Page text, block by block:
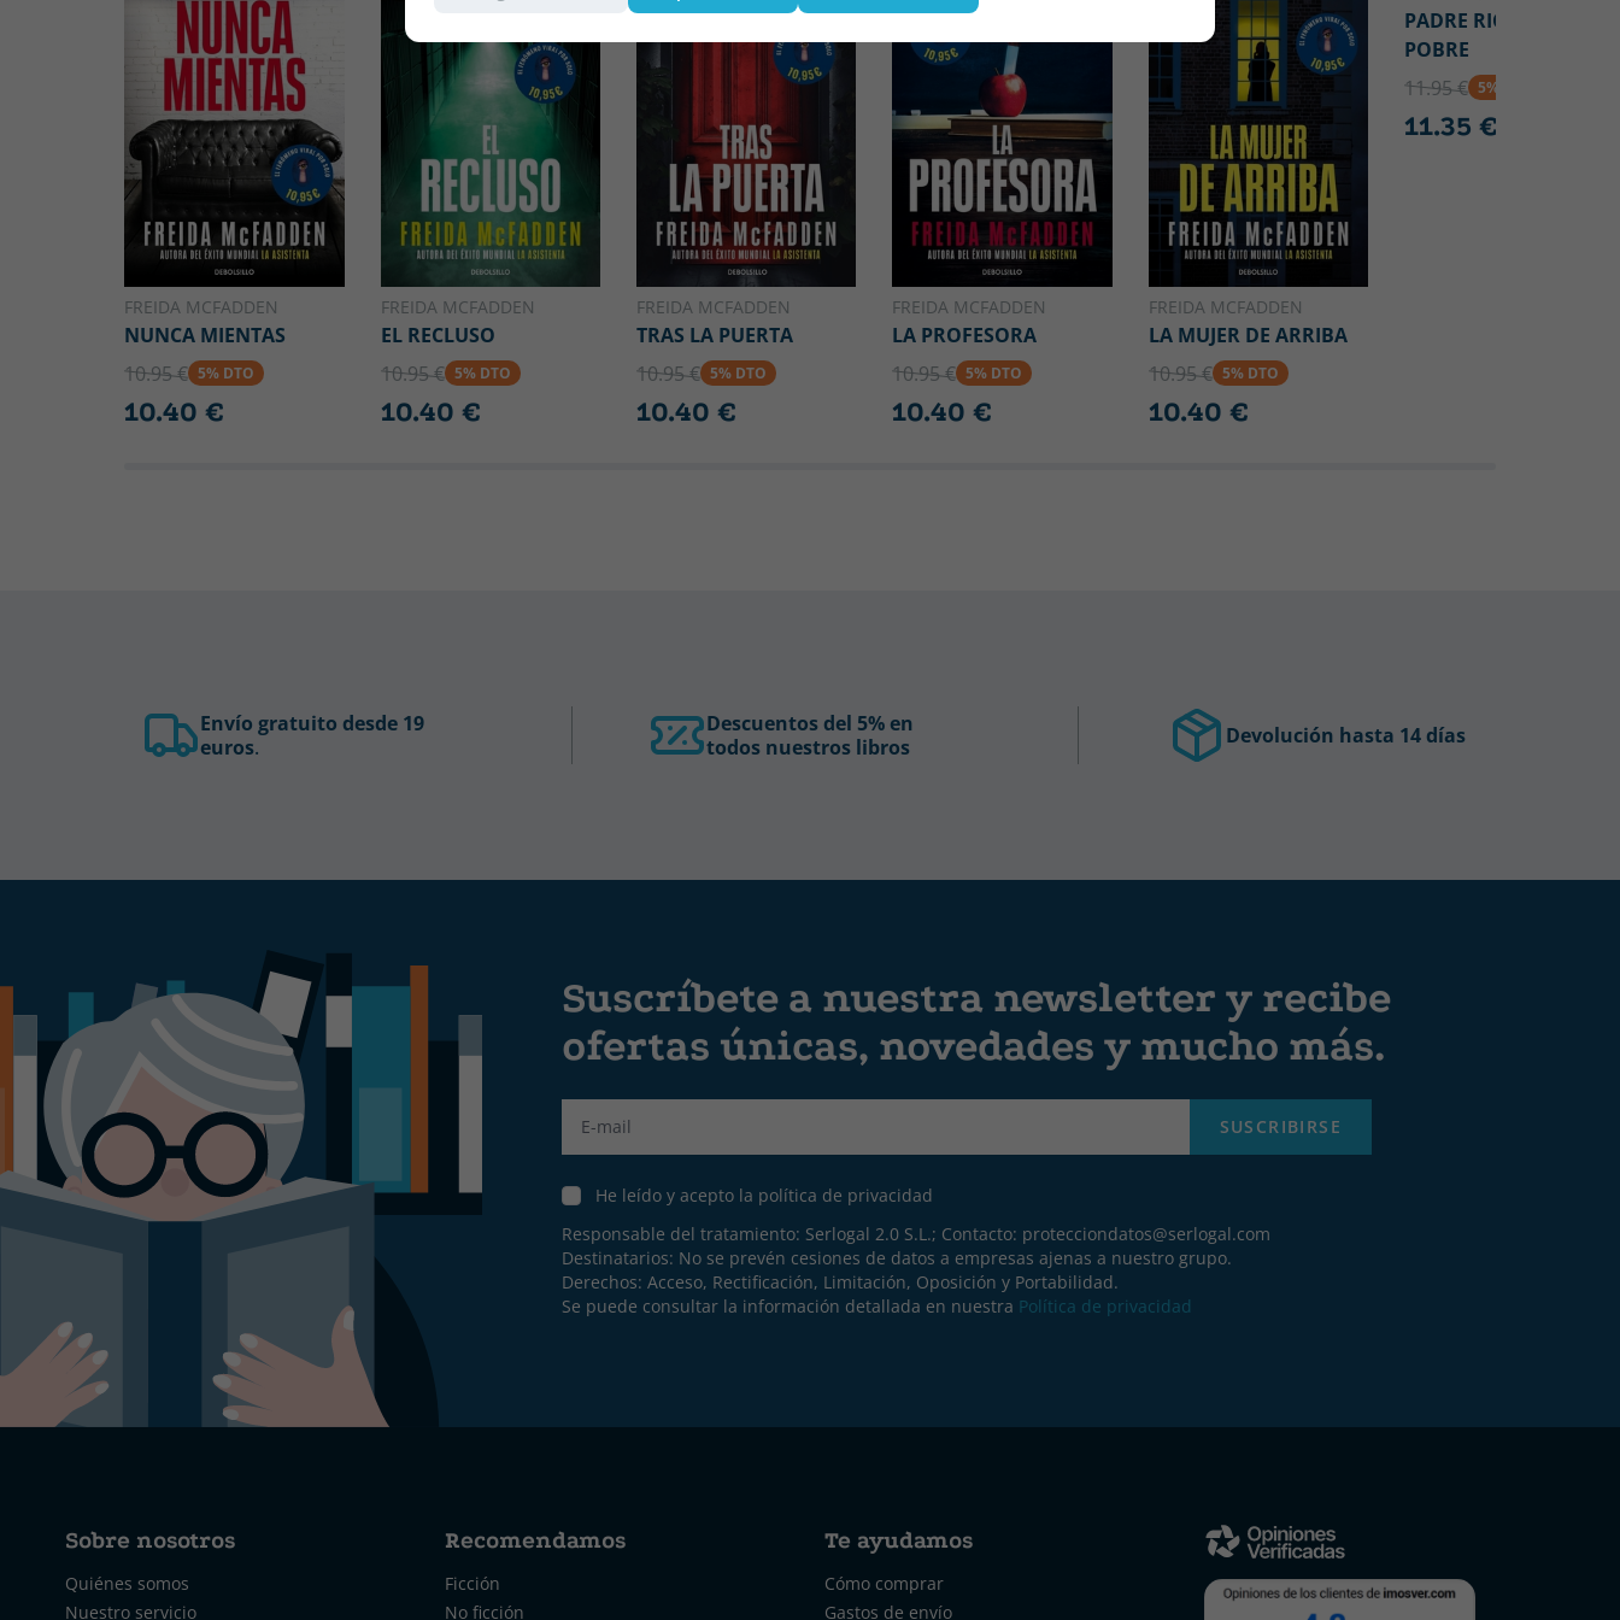
FREIDA MCFADDEN
NUNCA MIENTAS
10.95 € 5% DTO
10.40 €
FREIDA MCFADDEN
EL RECLUSO
10.95 € 5% DTO
10.40 €
FREIDA MCFADDEN
TRAS LA PUERTA
10.95 € 5% DTO
10.40 €
FREIDA MCFADDEN
LA PROFESORA
10.95 € 5% DTO
10.40 €
FREIDA MCFADDEN
LA MUJER DE ARRIBA
10.95 € 5% DTO
10.40 €
PADRE RICO, PADRE
POBRE
11.95 € 5% DTO
11.35 €
Envío gratuito desde 19
euros.
Descuentos del 5% en
todos nuestros libros
Devolución hasta 14 días
Suscríbete a nuestra newsletter y recibe
ofertas únicas, novedades y mucho más.
SUSCRIBIRSE
He leído y acepto la política de privacidad
Responsable del tratamiento: Serlogal 2.0 S.L.; Contacto: protecciondatos@serlogal.com
Destinatarios: No se prevén cesiones de datos a empresas ajenas a nuestro grupo.
Derechos: Acceso, Rectificación, Limitación, Oposición y Portabilidad.
Se puede consultar la información detallada en nuestra Política de privacidad
Sobre nosotros
Quiénes somos
Nuestro servicio
Recomendamos
Ficción
No ficción
Te ayudamos
Cómo comprar
Gastos de envío